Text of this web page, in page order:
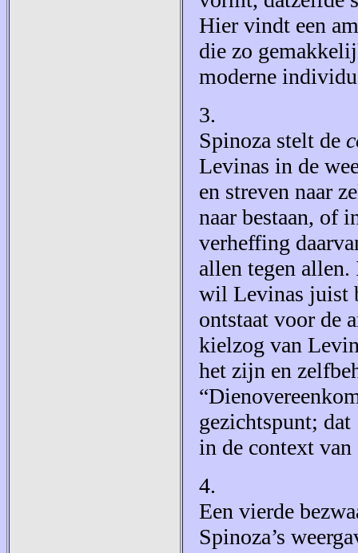
Hier vindt een
die zo
moderne
3.
Spinoza stelt de
Levinas in de
en streven naar
naar bestaan, of
verheffing
allen tegen
wil Levinas juist
ontstaat voor de
kielzog van
het zijn en
gezichtspunt; dat
in de context
4.
Een vierde
Spinoza’s